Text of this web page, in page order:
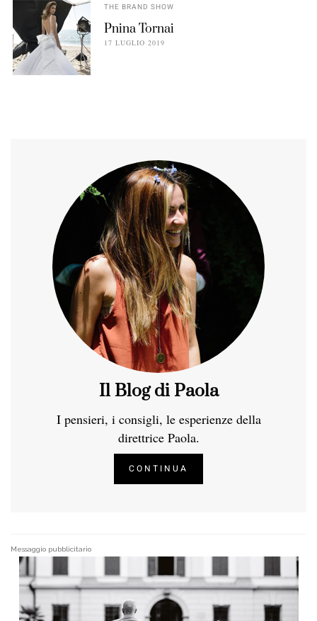
THE BRAND SHOW
Pnina Tornai
17 LUGLIO 2019
Il Blog di Paola
I pensieri, i consigli, le esperienze della
direttrice Paola.
CONTINUA
Messaggio pubblicitario